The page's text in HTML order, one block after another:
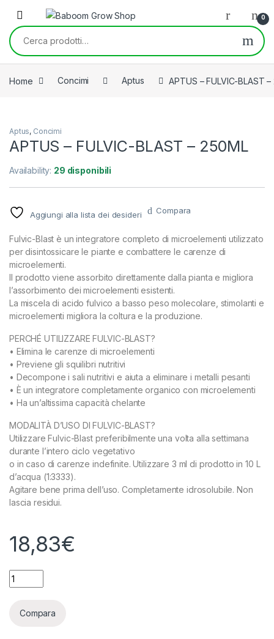
Skip to navigation
Skip to content
0
Cerca:
Home Concimi Aptus APTUS – FULVIC-BLAST
Aptus, Concimi
APTUS – FULVIC-BLAST – 250ML
Availability: 29 disponibili
Aggiungi alla lista dei desideri Compara
Fulvic-Blast è un integratore completo di microelementi utilizzato
per disintossicare le piante e combattere le carenze di
microelementi.
Il prodotto viene assorbito direttamente dalla pianta e migliora
l’assorbimento dei microelementi esistenti.
La miscela di acido fulvico a basso peso molecolare, stimolanti e
microelementi migliora la coltura e la produzione.
PERCHÉ UTILIZZARE FULVIC-BLAST?
• Elimina le carenze di microelementi
• Previene gli squilibri nutritivi
• Decompone i sali nutritivi e aiuta a eliminare i metalli pesanti
• È un integratore completamente organico con microelementi
• Ha un’altissima capacità chelante
MODALITÀ D’USO DI FULVIC-BLAST?
Utilizzare Fulvic-Blast preferibilmente una volta alla settimana
durante l’intero ciclo vegetativo
o in caso di carenze indefinite. Utilizzare 3 ml di prodotto in 10 L
d’acqua (1:3333).
Agitare bene prima dell’uso. Completamente idrosolubile. Non
lascia residui.
18,83€
APTUS - FULVIC-BLAST - 250ML quantity
Compara